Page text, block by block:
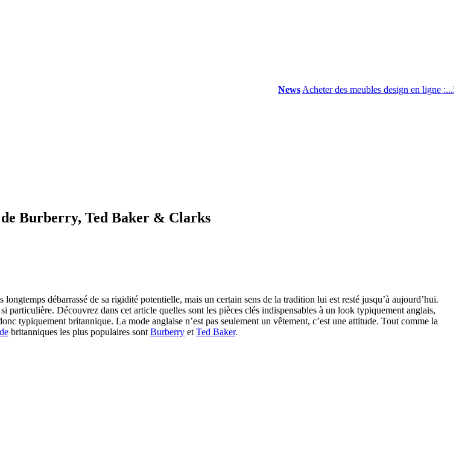
NewsAcheter des meubles design en ligne :...La
Burberry, Ted Baker & Clarks
débarrassé de sa rigidité potentielle, mais un certain sens de la tradition lui est resté jusqu’à aujourd’hui.
particulière. Découvrez dans cet article quelles sont les pièces clés indispensables à un look typiquement anglais,
typiquement britannique. La mode anglaise n’est pas seulement un vêtement, c’est une attitude. Tout comme la
britanniques les plus populaires sont Burberry et Ted Baker.